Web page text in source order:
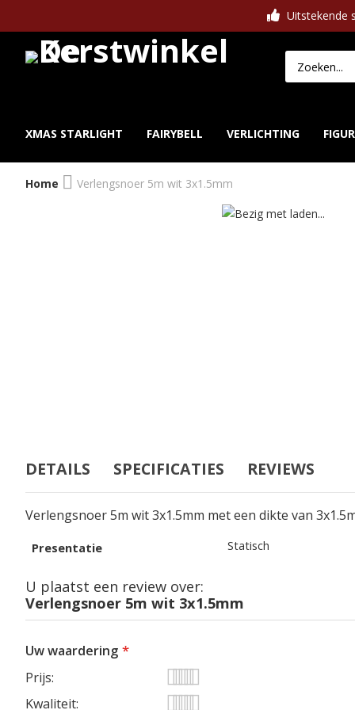
Uitstekende
XMAS STARLIGHT FAIRYBELL VERLICHTING
Home Verlengsnoer 5m wit 3x1.5mm
DETAILS SPECIFICATIES REVIEWS
Verlengsnoer 5m wit 3x1.5mm met een dikte van
Specificaties
Presentatie Statisch
U plaatst een review over:
Verlengsnoer 5m wit 3x1.5mm
Uw waardering
Prijs
1
2
3
4
5
Kwaliteit